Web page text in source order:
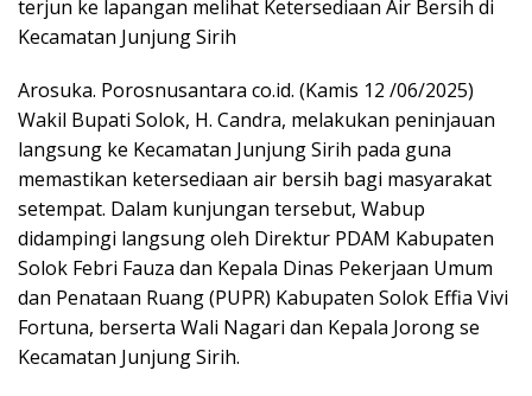
terjun ke lapangan melihat Ketersediaan Air Bersih di
Kecamatan Junjung Sirih
Arosuka. Porosnusantara co.id. (Kamis 12 /06/2025)
Wakil Bupati Solok, H. Candra, melakukan peninjauan
langsung ke Kecamatan Junjung Sirih pada guna
memastikan ketersediaan air bersih bagi masyarakat
setempat. Dalam kunjungan tersebut, Wabup
didampingi langsung oleh Direktur PDAM Kabupaten
Solok Febri Fauza dan Kepala Dinas Pekerjaan Umum
dan Penataan Ruang (PUPR) Kabupaten Solok Effia Vivi
Fortuna, berserta Wali Nagari dan Kepala Jorong se
Kecamatan Junjung Sirih.